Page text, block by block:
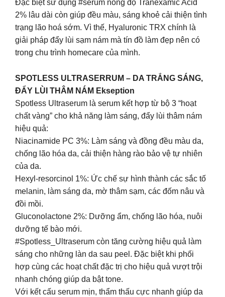
Đặc biệt sử dụng #serum nồng độ Tranexamic Acid
2% lâu dài còn giúp đều màu, sáng khoẻ cải thiện tình
trạng lão hoá sớm. Vì thế, Hyaluronic TRX chính là
giải pháp đẩy lùi sạm nám mà tín đồ làm đẹp nên có
trong chu trình homecare của mình.
SPOTLESS ULTRASERRUM – DA TRẮNG SÁNG,
ĐẨY LÙI THÂM NÁM Ekseption
Spotless Ultraserum là serum kết hợp từ bộ 3 “hoạt
chất vàng” cho khả năng làm sáng, đẩy lùi thâm nám
hiệu quả:
Niacinamide PC 3%: Làm sáng và đồng đều màu da,
chống lão hóa da, cải thiện hàng rào bảo vệ tự nhiên
của da.
Hexyl-resorcinol 1%: Ức chế sự hình thành các sắc tố
melanin, làm sáng da, mờ thâm sạm, các đốm nâu và
đồi mồi.
Gluconolactone 2%: Dưỡng ẩm, chống lão hóa, nuôi
dưỡng tế bào mới.
#Spotless_Ultraserum còn tăng cường hiệu quả làm
sáng cho những làn da sau peel. Đặc biệt khi phối
hợp cùng các hoạt chất đặc trị cho hiệu quả vượt trội
nhanh chóng giúp da bật tone.
Với kết cấu serum mịn, thẩm thấu cực nhanh giúp da